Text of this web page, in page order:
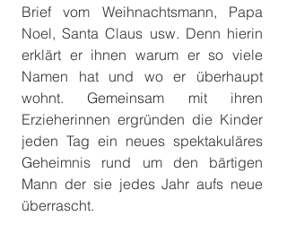
Brief vom Weihnachtsmann, Papa
Noel, Santa Claus usw. Denn hierin
erklärt er ihnen warum er so viele
Namen hat und wo er überhaupt
wohnt. Gemeinsam mit ihren
Erzieherinnen ergründen die Kinder
jeden Tag ein neues spektakuläres
Geheimnis rund um den bärtigen
Mann der sie jedes Jahr aufs neue
überrascht.